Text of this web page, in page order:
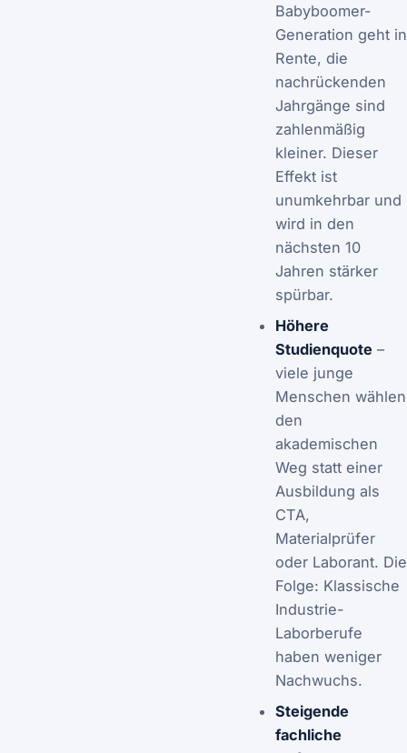
Babyboomer-
Generation geht in
Rente, die
nachrückenden
Jahrgänge sind
zahlenmäßig
kleiner. Dieser
Effekt ist
unumkehrbar und
wird in den
nächsten 10
Jahren stärker
spürbar.
Höhere
Studienquote –
viele junge
Menschen wählen
den
akademischen
Weg statt einer
Ausbildung als
CTA,
Materialprüfer
oder Laborant. Die
Folge: Klassische
Industrie-
Laborberufe
haben weniger
Nachwuchs.
Steigende
fachliche